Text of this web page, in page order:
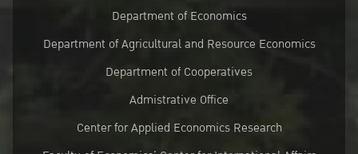
Department of Economics
Department of Agricultural and Resource Economics
Department of Cooperatives
Admistrative Office
Center for Applied Economics Research